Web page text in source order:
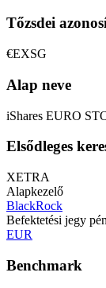
Tőzsdei
€EXSG
Alap neve
iShares EURO
Elsődleges
XETRA
Alapkezelő
BlackRock
Befektetési jegy
EUR
Benchmark